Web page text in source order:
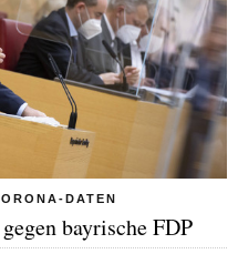
DATEN
bayrische FDP